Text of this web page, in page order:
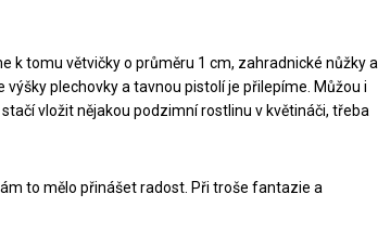
k tomu větvičky o průměru 1 cm, zahradnické nůžky a
plechovky a tavnou pistolí je přilepíme. Můžou i
vložit nějakou podzimní rostlinu v květináči, třeba
to mělo přinášet radost. Při troše fantazie a